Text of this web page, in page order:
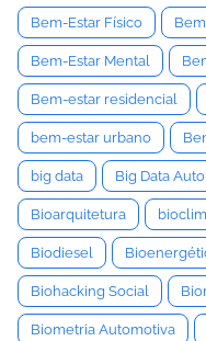
Bem-Estar Físico
Bem-Estar Mental
Bem-estar residencial
bem-estar urbano
big data Big Data
Bioarquitetura
Biodiesel
Biohacking Social
Biometria Automotiva